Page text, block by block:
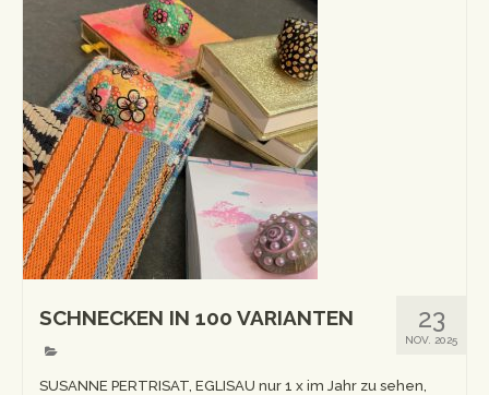
23
NOV. 2025
SCHNECKEN IN 100 VARIANTEN
SUSANNE PERTRISAT, EGLISAU nur 1 x im Jahr zu sehen,